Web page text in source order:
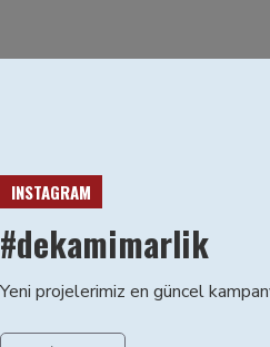
INSTAGRAM
#dekamimarlik
Yeni projelerimiz en güncel